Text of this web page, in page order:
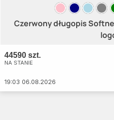
Czerwony długopis
44590 szt.
NA STANIE
19:03 06.08.2026